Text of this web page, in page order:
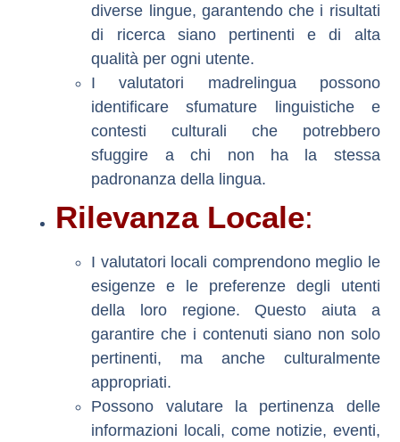
diverse lingue, garantendo che i risultati
di ricerca siano pertinenti e di alta
qualità per ogni utente.
I valutatori madrelingua possono
identificare sfumature linguistiche e
contesti culturali che potrebbero
sfuggire a chi non ha la stessa
padronanza della lingua.
Rilevanza Locale:
I valutatori locali comprendono meglio le
esigenze e le preferenze degli utenti
della loro regione. Questo aiuta a
garantire che i contenuti siano non solo
pertinenti, ma anche culturalmente
appropriati.
Possono valutare la pertinenza delle
informazioni locali, come notizie, eventi,